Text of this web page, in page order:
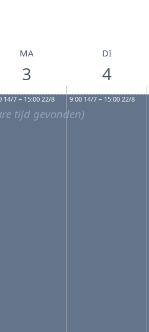
tijd gevonden)
MA
3
DI
4
14/7 − 15:00 22/8 9:00 14/7 − 15:00 22/8